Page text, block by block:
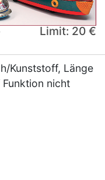
Limit: 20 €
Kunststoff, Länge
nicht